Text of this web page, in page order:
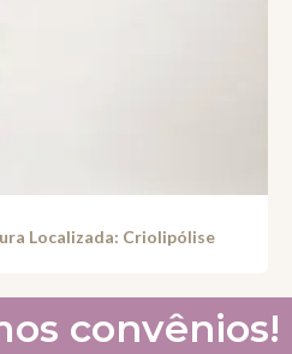
Localizada: Criolipólise
convênios!